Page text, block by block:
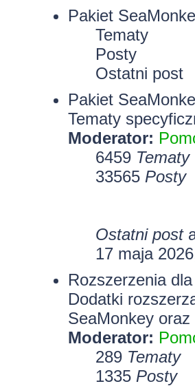
Pakiet
Tematy
Posty
Ostatni post
Pakiet
Tematy
Moderator:
6459 Tematy
33565 Posty
Ostatni post
17 maja
Rozszerzenia
Dodatki
SeaMonkey
Moderator:
289 Tematy
1335 Posty